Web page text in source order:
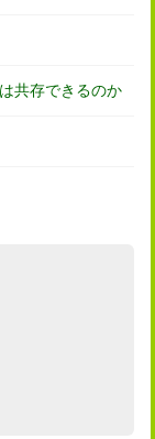
共存できるのか